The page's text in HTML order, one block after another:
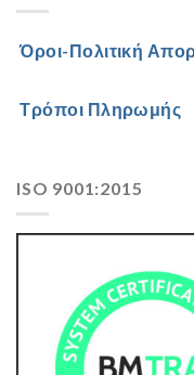
Όροι-Πολιτική
Τρόποι Πληρωμής
ISO 9001:2015